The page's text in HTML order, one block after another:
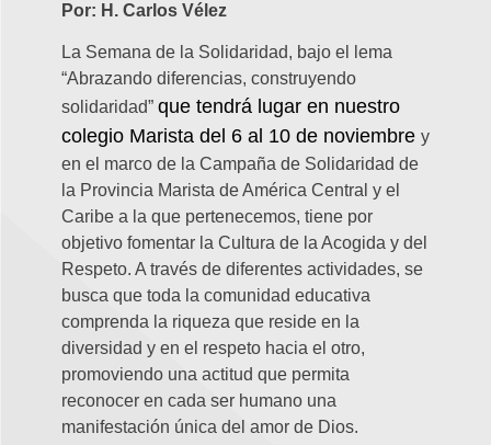
Por: H. Carlos Vélez
La Semana de la Solidaridad, bajo el lema
“Abrazando diferencias, construyendo
solidaridad” que tendrá lugar en nuestro
colegio Marista del 6 al 10 de noviembre y
en el marco de la Campaña de Solidaridad de
la Provincia Marista de América Central y el
Caribe a la que pertenecemos, tiene por
objetivo fomentar la Cultura de la Acogida y del
Respeto. A través de diferentes actividades, se
busca que toda la comunidad educativa
comprenda la riqueza que reside en la
diversidad y en el respeto hacia el otro,
promoviendo una actitud que permita
reconocer en cada ser humano una
manifestación única del amor de Dios.